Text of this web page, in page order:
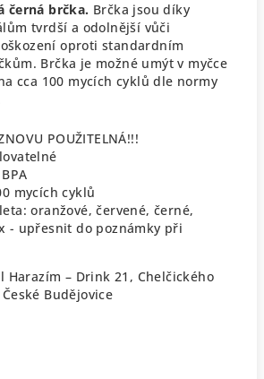
černá brčka. Brčka jsou díky
tvrdší a odolnější vůči
oproti standardním
Brčka je možné umýt v myčce
cca 100 mycích cyklů dle normy
POUŽITELNÁ!!!
mycích cyklů
oranžové, červené, černé,
- upřesnit do poznámky při
Harazím – Drink 21, Chelčického
Budějovice